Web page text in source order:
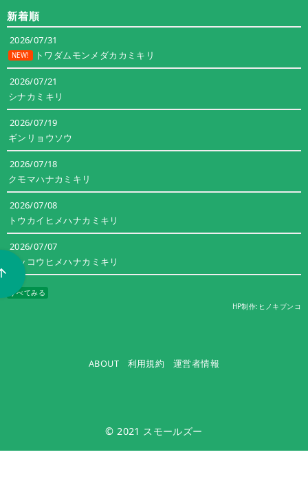
リ
新着順
2026/07/31
NEW! トワダムモンメダカカミキリ
2026/07/21
シナカミキリ
2026/07/19
ギンリョウソウ
2026/07/18
クモマハナカミキリ
2026/07/08
トウカイヒメハナカミキリ
2026/07/07
ニッコウヒメハナカミキリ
すべてみる
HP制作:ヒノキブンコ
ABOUT 利用規約 運営者情報
© 2021 スモールズー